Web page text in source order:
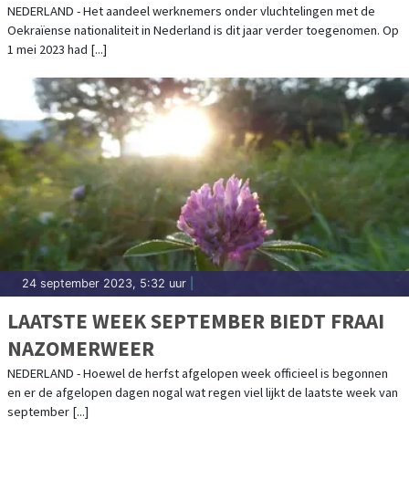
NEDERLAND - Het aandeel werknemers onder vluchtelingen met de
Oekraïense nationaliteit in Nederland is dit jaar verder toegenomen. Op
1 mei 2023 had [...]
24 september 2023, 5:32 uur
LAATSTE WEEK SEPTEMBER BIEDT FRAAI
NAZOMERWEER
NEDERLAND - Hoewel de herfst afgelopen week officieel is begonnen
en er de afgelopen dagen nogal wat regen viel lijkt de laatste week van
september [...]